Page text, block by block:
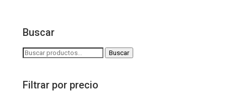
Buscar
Buscar
Buscar
Filtrar por precio